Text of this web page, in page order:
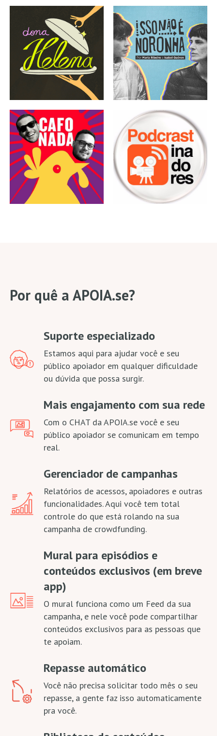
Por quê a APOIA.se?
Suporte especializado
Estamos aqui para ajudar você e seu
público apoiador em qualquer dificuldade
ou dúvida que possa surgir.
Mais engajamento com sua rede
Com o CHAT da APOIA.se você e seu
público apoiador se comunicam em tempo
real.
Gerenciador de campanhas
Relatórios de acessos, apoiadores e outras
funcionalidades. Aqui você tem total
controle do que está rolando na sua
campanha de crowdfunding.
Mural para episódios e
conteúdos exclusivos (em breve
app)
O mural funciona como um Feed da sua
campanha, e nele você pode compartilhar
conteúdos exclusivos para as pessoas que
te apoiam.
Repasse automático
Você não precisa solicitar todo mês o seu
repasse, a gente faz isso automaticamente
pra você.